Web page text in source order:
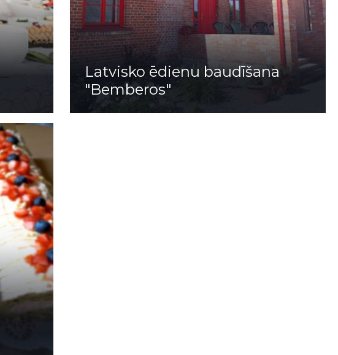
Latvisko ēdienu baudīšana
"Bemberos"